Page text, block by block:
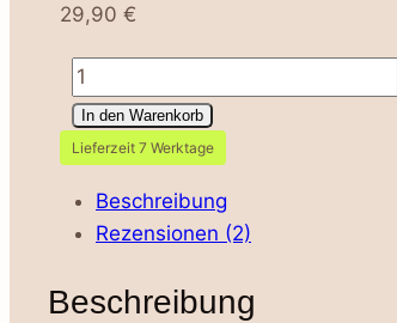
29,90 €
Vollleder
Gürtelriemen
4
cm
Breite
schwarz
In den Warenkorb
Lieferzeit 7 Werktage
Beschreibung
Rezensionen (2)
Beschreibung